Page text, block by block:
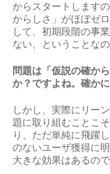
からスタートします
からしさ」がほぼゼ
して、初期段階の事
ない、ということなの
問題は「仮説の確か
か？ですよね。確か
しかし、実際にリー
題に取り組むことこ
り、ただ単純に飛躍
のないユーザ獲得に
大きな効果はあるので